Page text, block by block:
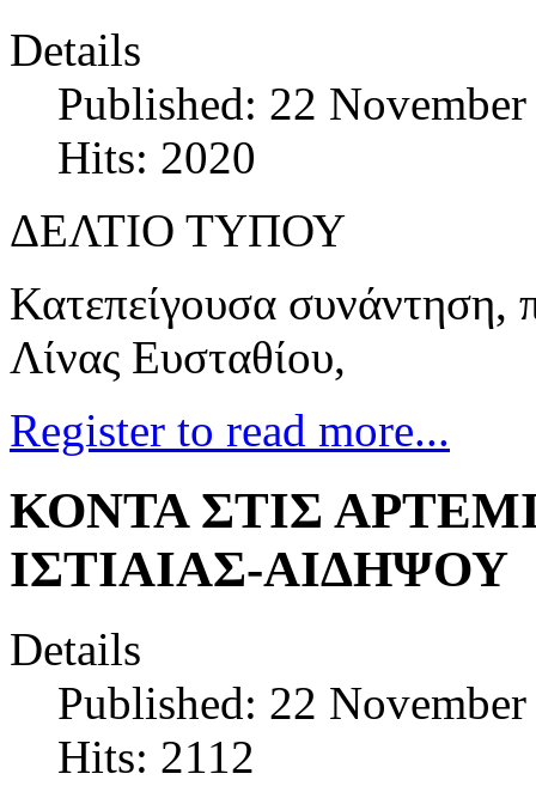
Details
Published: 22
Hits: 2020
ΔΕΛΤΙΟ ΤΥΠΟΥ
Κατεπείγουσα συνάντηση,
Λίνας Ευσταθίου,
Register to read more...
ΚΟΝΤΑ ΣΤΙΣ
ΙΣΤΙΑΙΑΣ-ΑΙΔΗΨΟΥ
Details
Published: 22
Hits: 2112